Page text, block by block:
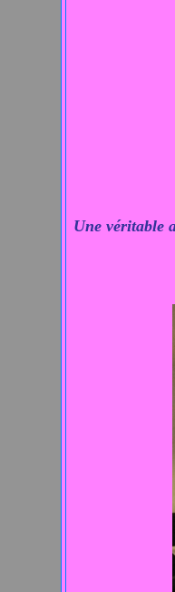
Une véritable